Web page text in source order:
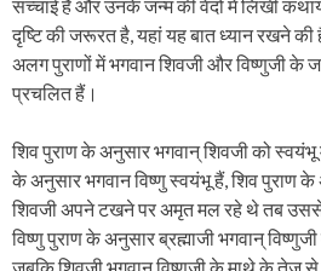
सच्चाई है और उनके जन्म की वेदों में लिखी
दृष्टि की जरूरत है, यहां यह बात ध्यान रखने
अलग पुराणों में भगवान शिवजी और विष्णुजी के
प्रचलित हैं।
शिव पुराण के अनुसार भगवान् शिवजी को स्वयंभू
के अनुसार भगवान विष्णु स्वयंभू हैं, शिव पुराण
शिवजी अपने टखने पर अमृत मल रहे थे तब उससे
विष्णु पुराण के अनुसार ब्रह्माजी भगवान्
जबकि शिवजी भगवान् विष्णुजी के माथे के तेज से